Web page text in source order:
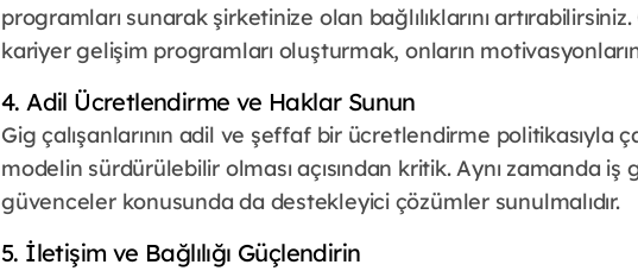
programları sunarak şirketinize olan bağlılıklarını
kariyer gelişim programları oluşturmak, onların
4. Adil Ücretlendirme ve Haklar Sunun
Gig çalışanlarının adil ve şeffaf bir ücretlendirme politikasıyla
modelin sürdürülebilir olması açısından kritik. Aynı zamanda iş
güvenceler konusunda da destekleyici çözümler sunulmalıdır.
5. İletişim ve Bağlılığı Güçlendirin